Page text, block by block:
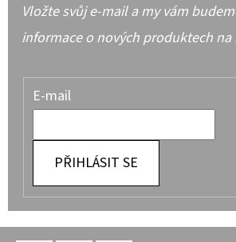
Vložte svůj e-mail a my vám
informace o nových produktech
E-mail
PŘIHLÁSIT SE